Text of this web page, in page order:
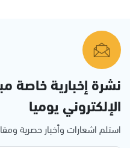
نشرة إخبارية خاصة
الإلكتروني يوميا
استلم اشعارات وأخبار حصرية